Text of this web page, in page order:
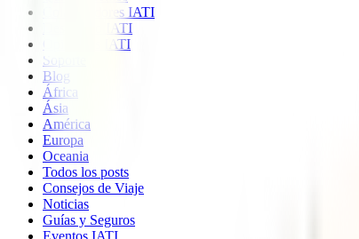
Colaboradores IATI
Descuento IATI
Opiniones IATI
Soporte
Blog
África
Ásia
América
Europa
Oceania
Todos los posts
Consejos de Viaje
Noticias
Guías y Seguros
Eventos IATI